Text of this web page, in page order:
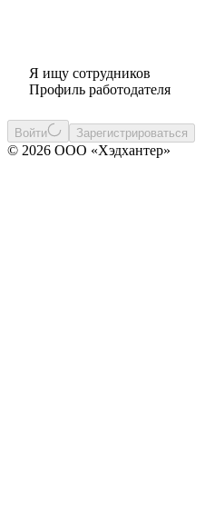
Я ищу сотрудников
Профиль работодателя
Войти Зарегистрироваться
© 2026 ООО «Хэдхантер»